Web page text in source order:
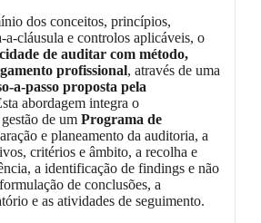
dos conceitos, princípios,
a-cláusula e controlos aplicáveis, o
de auditar com método,
profissional, através de uma
a-passo proposta pela
abordagem integra o
de um Programa de
e planeamento da auditoria, a
critérios e âmbito, a recolha e
a identificação de findings e não
de conclusões, a
e as atividades de seguimento.